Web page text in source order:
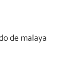
de malaya